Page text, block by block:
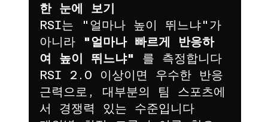
한 눈에 보기
RSI는 "얼마나 높이 뛰느냐"가
아니라
"얼마나 빠르게 반응하
여 높이 뛰느냐" 를 측정합니다
RSI 2.0 이상이면 우수한 반응
근력으로, 대부분의 팀 스포츠에
서 경쟁력 있는 수준입니다